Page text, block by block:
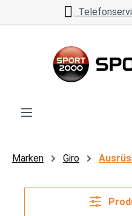
Zum Hauptinhalt springen
Marken Giro